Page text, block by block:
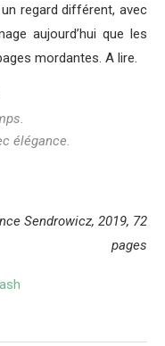
regard différent, avec
aujourd’hui que les
mordantes. A lire.
élégance.
Sendrowicz, 2019, 72
pages